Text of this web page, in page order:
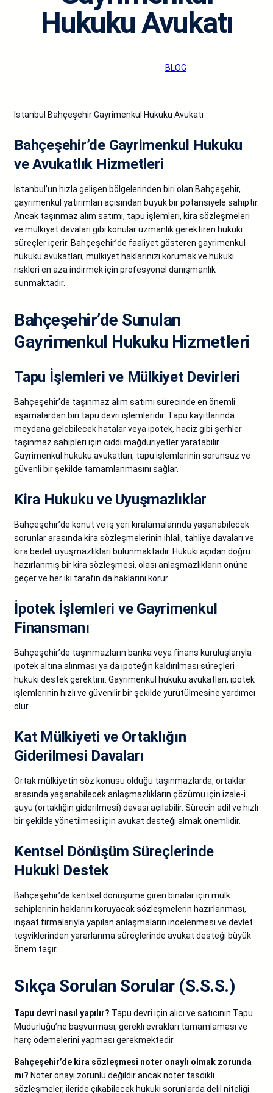
Hukuku Avukatı
BLOG
İstanbul Bahçeşehir Gayrimenkul Hukuku Avukatı
Bahçeşehir’de Gayrimenkul Hukuku
ve Avukatlık Hizmetleri
İstanbul’un hızla gelişen bölgelerinden biri olan Bahçeşehir,
gayrimenkul yatırımları açısından büyük bir potansiyele sahiptir.
Ancak taşınmaz alım satımı, tapu işlemleri, kira sözleşmeleri
ve mülkiyet davaları gibi konular uzmanlık gerektiren hukuki
süreçler içerir. Bahçeşehir’de faaliyet gösteren gayrimenkul
hukuku avukatları, mülkiyet haklarınızı korumak ve hukuki
riskleri en aza indirmek için profesyonel danışmanlık
sunmaktadır.
Bahçeşehir’de Sunulan
Gayrimenkul Hukuku Hizmetleri
Tapu İşlemleri ve Mülkiyet Devirleri
Bahçeşehir’de taşınmaz alım satımı sürecinde en önemli
aşamalardan biri tapu devri işlemleridir. Tapu kayıtlarında
meydana gelebilecek hatalar veya ipotek, haciz gibi şerhler
taşınmaz sahipleri için ciddi mağduriyetler yaratabilir.
Gayrimenkul hukuku avukatları, tapu işlemlerinin sorunsuz ve
güvenli bir şekilde tamamlanmasını sağlar.
Kira Hukuku ve Uyuşmazlıklar
Bahçeşehir’de konut ve iş yeri kiralamalarında yaşanabilecek
sorunlar arasında kira sözleşmelerinin ihlali, tahliye davaları ve
kira bedeli uyuşmazlıkları bulunmaktadır. Hukuki açıdan doğru
hazırlanmış bir kira sözleşmesi, olası anlaşmazlıkların önüne
geçer ve her iki tarafın da haklarını korur.
İpotek İşlemleri ve Gayrimenkul
Finansmanı
Bahçeşehir’de taşınmazların banka veya finans kuruluşlarıyla
ipotek altına alınması ya da ipoteğin kaldırılması süreçleri
hukuki destek gerektirir. Gayrimenkul hukuku avukatları, ipotek
işlemlerinin hızlı ve güvenilir bir şekilde yürütülmesine yardımcı
olur.
Kat Mülkiyeti ve Ortaklığın
Giderilmesi Davaları
Ortak mülkiyetin söz konusu olduğu taşınmazlarda, ortaklar
arasında yaşanabilecek anlaşmazlıkların çözümü için izale-i
şuyu (ortaklığın giderilmesi) davası açılabilir. Sürecin adil ve hızlı
bir şekilde yönetilmesi için avukat desteği almak önemlidir.
Kentsel Dönüşüm Süreçlerinde
Hukuki Destek
Bahçeşehir’de kentsel dönüşüme giren binalar için mülk
sahiplerinin haklarını koruyacak sözleşmelerin hazırlanması,
inşaat firmalarıyla yapılan anlaşmaların incelenmesi ve devlet
teşviklerinden yararlanma süreçlerinde avukat desteği büyük
önem taşır.
Sıkça Sorulan Sorular (S.S.S.)
Tapu devri nasıl yapılır? Tapu devri için alıcı ve satıcının Tapu
Müdürlüğü’ne başvurması, gerekli evrakları tamamlaması ve
harç ödemelerini yapması gerekmektedir.
Bahçeşehir’de kira sözleşmesi noter onaylı olmak zorunda
mı? Noter onayı zorunlu değildir ancak noter tasdikli
sözleşmeler, ileride çıkabilecek hukuki sorunlarda delil niteliği